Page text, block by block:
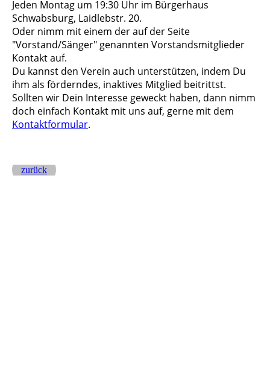
Jeden Montag um 19:30 Uhr im Bürgerhaus
Schwabsburg, Laidlebstr. 20.
Oder nimm mit einem der auf der Seite
"Vorstand/Sänger" genannten Vorstandsmitglieder
Kontakt auf.
Du kannst den Verein auch unterstützen, indem Du
ihm als förderndes, inaktives Mitglied beitrittst.
Sollten wir Dein Interesse geweckt haben, dann nimm
doch einfach Kontakt mit uns auf, gerne mit dem
Kontaktformular.
zurück